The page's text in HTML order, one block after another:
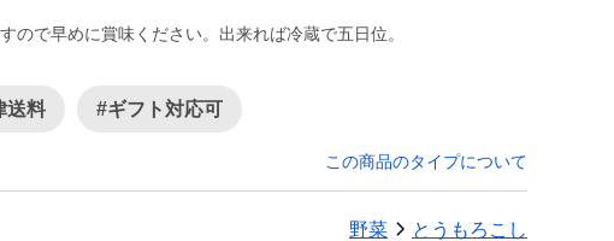
ので早めに賞味ください。出来れば冷蔵で五日位。
送料 #ギフト対応可
この商品のタイプについて
野菜 とうもろこし